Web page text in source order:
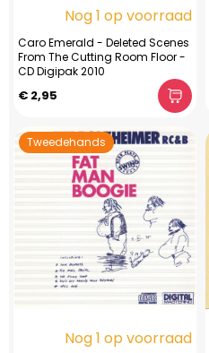
Nog 1 op voorraad
Caro Emerald - Deleted Scenes
From The Cutting Room Floor -
CD Digipak 2010
€ 2,95
Tweedehands
Nog 1 op voorraad